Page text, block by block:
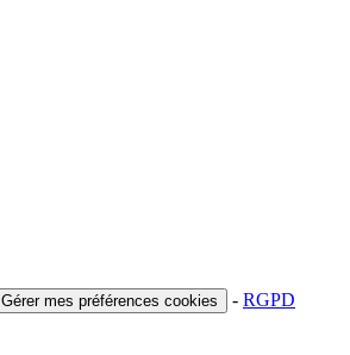
Gérer mes préférences cookies - RGPD